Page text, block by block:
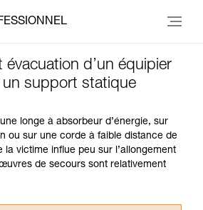
évacuation d’un équipier
support statique
longe à absorbeur d’énergie, sur
ou sur une corde à faible distance de
la victime influe peu sur l’allongement
de secours sont relativement